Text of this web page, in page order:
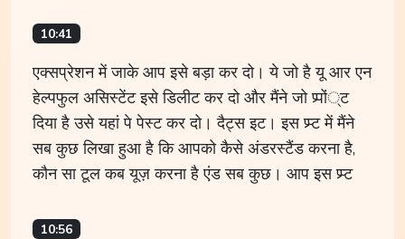
10:41
एक्सप्रेशन में जाके आप इसे बड़ा कर दो। ये जो है यू आर एन
हेल्पफुल असिस्टेंट इसे डिलीट कर दो और मैंने जो प्र्पों्ट
दिया है उसे यहां पे पेस्ट कर दो। दैट्स इट। इस प्र्प्ट में मैंने
सब कुछ लिखा हुआ है कि आपको कैसे अंडरस्टैंड करना है,
कौन सा टूल कब यूज़ करना है एंड सब कुछ। आप इस प्र्प्ट
10:56